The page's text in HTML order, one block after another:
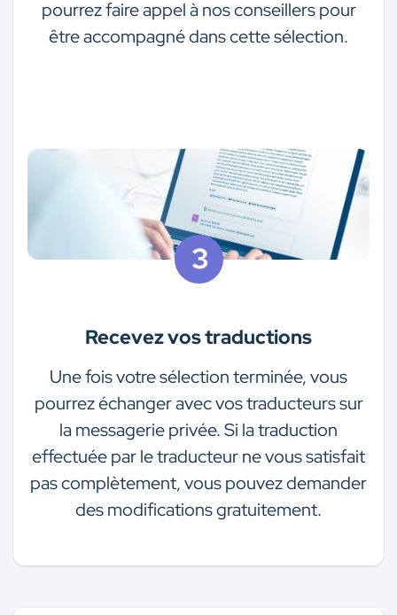
pourrez faire appel à nos conseillers pour
être accompagné dans cette sélection.
Recevez vos traductions
Une fois votre sélection terminée, vous
pourrez échanger avec vos traducteurs sur
la messagerie privée. Si la traduction
effectuée par le traducteur ne vous satisfait
pas complètement, vous pouvez demander
des modifications gratuitement.